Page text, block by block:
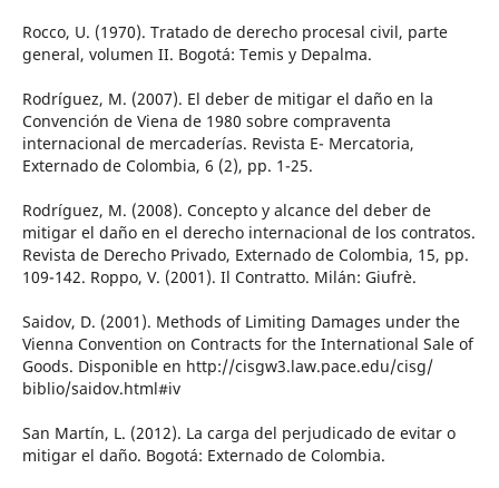
Rocco, U. (1970). Tratado de derecho procesal civil, parte
general, volumen II. Bogotá: Temis y Depalma.
Rodríguez, M. (2007). El deber de mitigar el daño en la
Convención de Viena de 1980 sobre compraventa
internacional de mercaderías. Revista E- Mercatoria,
Externado de Colombia, 6 (2), pp. 1-25.
Rodríguez, M. (2008). Concepto y alcance del deber de
mitigar el daño en el derecho internacional de los contratos.
Revista de Derecho Privado, Externado de Colombia, 15, pp.
109-142. Roppo, V. (2001). Il Contratto. Milán: Giufrè.
Saidov, D. (2001). Methods of Limiting Damages under the
Vienna Convention on Contracts for the International Sale of
Goods. Disponible en http://cisgw3.law.pace.edu/cisg/
biblio/saidov.html#iv
San Martín, L. (2012). La carga del perjudicado de evitar o
mitigar el daño. Bogotá: Externado de Colombia.